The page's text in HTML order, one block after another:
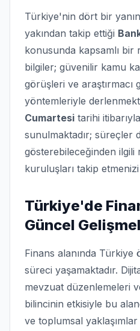
Türkiye'nin dört bir
yakından takip ettiği
konusunda kapsamlı bir
bilgiler; güvenilir kamu
görüşleri ve araştırmacı
yöntemleriyle
Cumartesi tarihi
sunulmaktadır; süreçler
gösterebileceğinden ilgili
kuruluşları takip
Türkiye'de
Güncel
Finans alanında Türkiye
süreci yaşamaktadır.
mevzuat düzenlemeleri
bilincinin etkisiyle bu
ve toplumsal